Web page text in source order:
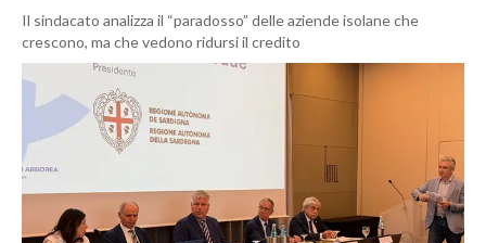
Il sindacato analizza il “paradosso” delle aziende isolane che
crescono, ma che vedono ridursi il credito